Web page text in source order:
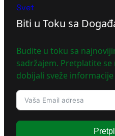
Svet
Biti u Toku sa
Budite u toku sa
sadržajem. Pretplatite
dobijali sveže